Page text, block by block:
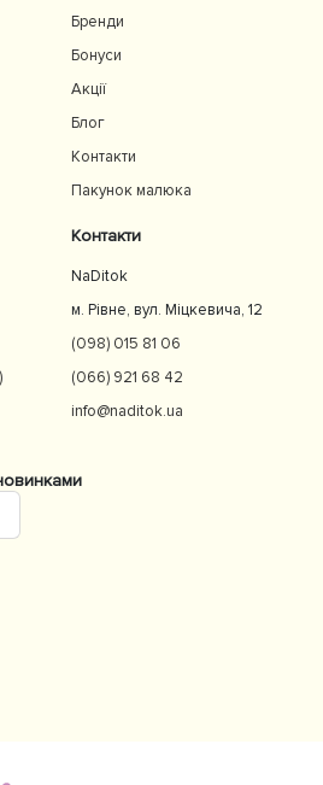
Бренди
Бонуси
Акції
Блог
Контакти
Пакунок малюка
Контакти
NaDitok
м. Рівне, вул. Міцкевича, 12
(098) 015 81 06
(066) 921 68 42
info@naditok.ua